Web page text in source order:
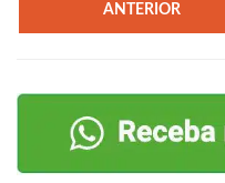
ANTERIOR